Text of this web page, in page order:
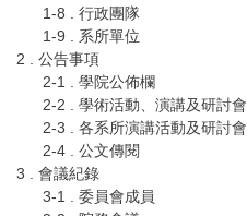
1-8 . 行政團隊
1-9 . 系所單位
2 . 公告事項
2-1 . 學院公佈欄
2-2 . 學術活動、演講及研討會
2-3 . 各系所演講活動及研討會
2-4 . 公文傳閱
3 . 會議紀錄
3-1 . 委員會成員